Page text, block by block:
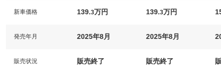
新車価格 139.3万円 139.3万円
発売年月 2025年8月 2025年8月
販売状況 販売終了 販売終了